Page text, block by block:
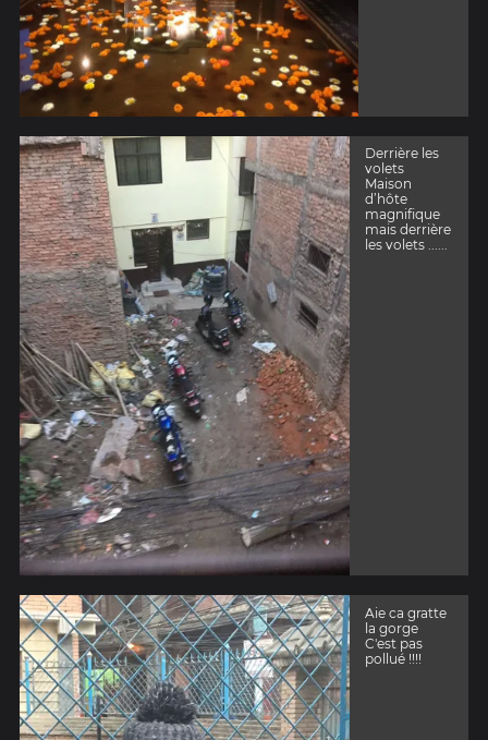
Derrière les
volets
Maison
d’hôte
magnifique
mais derrière
les volets ......
Aie ca gratte
la gorge
C'est pas
pollué !!!!